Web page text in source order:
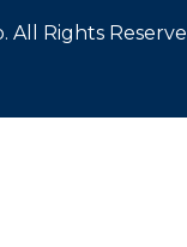
All Rights